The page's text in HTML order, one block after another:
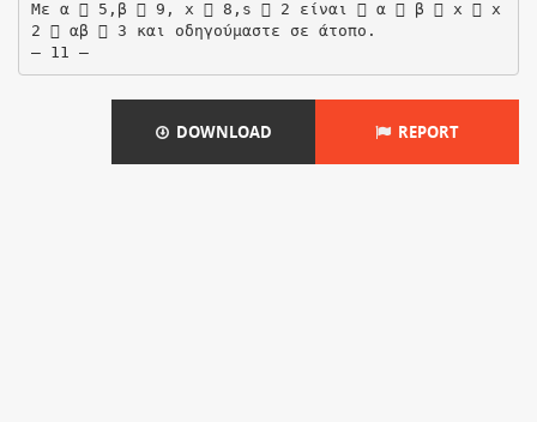
DOWNLOAD REPORT